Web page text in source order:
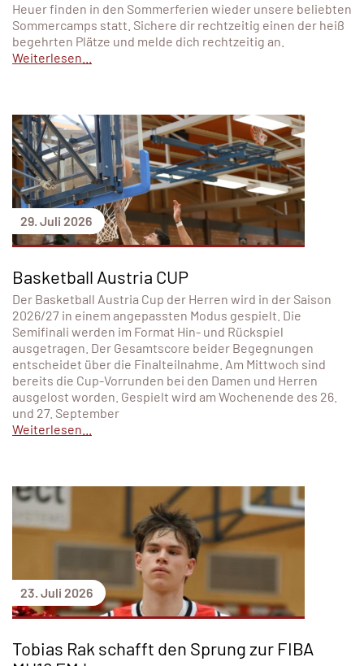
Heuer finden in den Sommerferien wieder unsere beliebten
Sommercamps statt. Sichere dir rechtzeitig einen der heiß
begehrten Plätze und melde dich rechtzeitig an.
Weiterlesen...
29. Juli 2026
Basketball Austria CUP
Der Basketball Austria Cup der Herren wird in der Saison
2026/27 in einem angepassten Modus gespielt. Die
Semifinali werden im Format Hin- und Rückspiel
ausgetragen. Der Gesamtscore beider Begegnungen
entscheidet über die Finalteilnahme. Am Mittwoch sind
bereits die Cup-Vorrunden bei den Damen und Herren
ausgelost worden. Gespielt wird am Wochenende des 26.
und 27. September
Weiterlesen...
23. Juli 2026
Tobias Rak schafft den Sprung zur FIBA